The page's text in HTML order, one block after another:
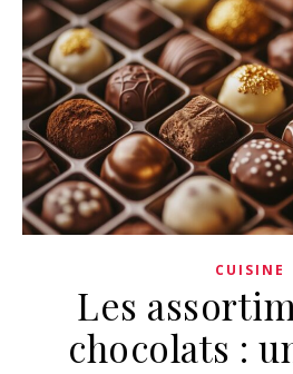
CUISINE
Les
chocolats :